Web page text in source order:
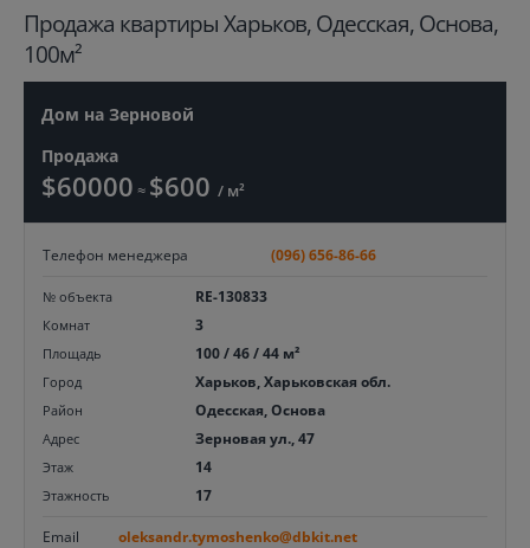
Продажа квартиры Харьков, Одесская, Основа,
100м²
Дом на Зерновой
Продажа
$60000 ≈ $600 / м²
Телефон менеджера (096) 656-86-66
№ объекта RE-130833
Комнат 3
Площадь 100 / 46 / 44 м²
Город Харьков, Харьковская обл.
Район Одесская, Основа
Адрес Зерновая ул., 47
Этаж 14
Этажность 17
Email oleksandr.tymoshenko@dbkit.net